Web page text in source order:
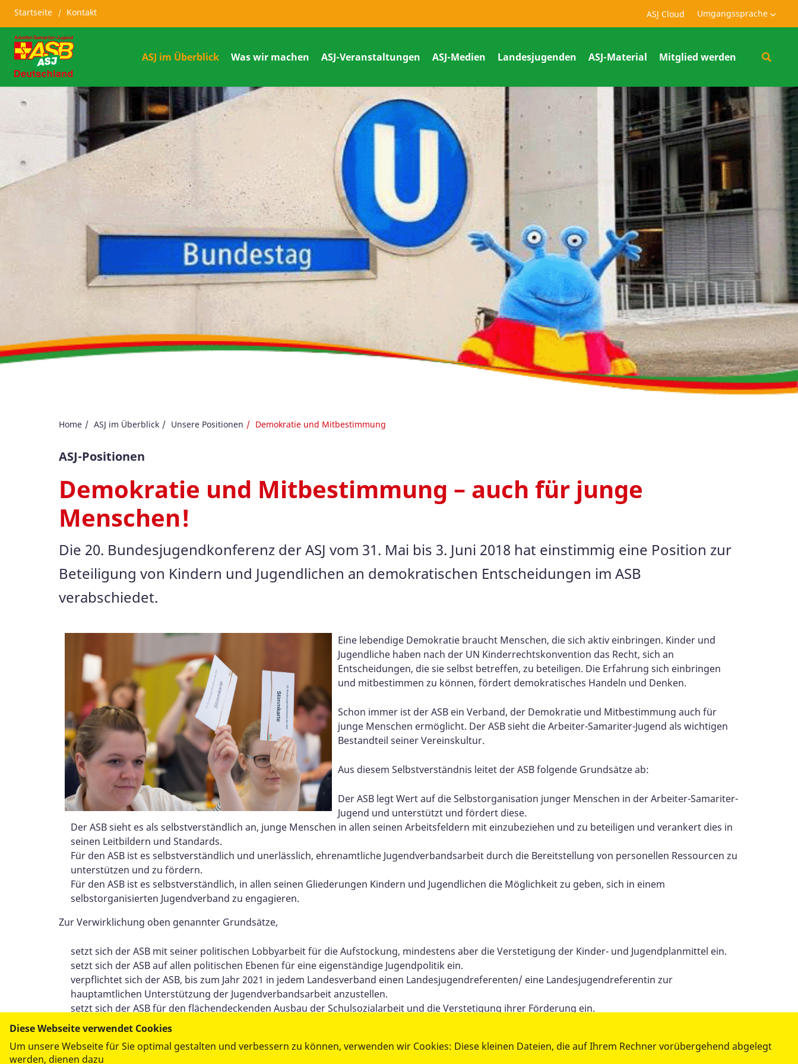
Startseite Kontakt ASJ Cloud Umgangssprache
ASJ im Überblick Was wir machen ASJ-Veranstaltungen ASJ-Medien Landesjugenden ASJ-Material Mitglied werden
Home ASJ im Überblick Unsere Positionen Demokratie und Mitbestimmung
ASJ-Positionen
Demokratie und Mitbestimmung – auch für junge
Menschen!
Die 20. Bundesjugendkonferenz der ASJ vom 31. Mai bis 3. Juni 2018 hat einstimmig eine Position zur
Beteiligung von Kindern und Jugendlichen an demokratischen Entscheidungen im ASB
verabschiedet.
Eine lebendige Demokratie braucht Menschen, die sich aktiv einbringen. Kinder und
Jugendliche haben nach der UN Kinderrechtskonvention das Recht, sich an
Entscheidungen, die sie selbst betreffen, zu beteiligen. Die Erfahrung sich einbringen
und mitbestimmen zu können, fördert demokratisches Handeln und Denken.
Schon immer ist der ASB ein Verband, der Demokratie und Mitbestimmung auch für
junge Menschen ermöglicht. Der ASB sieht die Arbeiter-Samariter-Jugend als wichtigen
Bestandteil seiner Vereinskultur.
Aus diesem Selbstverständnis leitet der ASB folgende Grundsätze ab:
Der ASB legt Wert auf die Selbstorganisation junger Menschen in der Arbeiter-Samariter-
Jugend und unterstützt und fördert diese.
Der ASB sieht es als selbstverständlich an, junge Menschen in allen seinen Arbeitsfeldern mit einzubeziehen und zu beteiligen und verankert dies in
seinen Leitbildern und Standards.
Für den ASB ist es selbstverständlich und unerlässlich, ehrenamtliche Jugendverbandsarbeit durch die Bereitstellung von personellen Ressourcen zu
unterstützen und zu fördern.
Für den ASB ist es selbstverständlich, in allen seinen Gliederungen Kindern und Jugendlichen die Möglichkeit zu geben, sich in einem
selbstorganisierten Jugendverband zu engagieren.
Zur Verwirklichung oben genannter Grundsätze,
setzt sich der ASB mit seiner politischen Lobbyarbeit für die Aufstockung, mindestens aber die Verstetigung der Kinder- und Jugendplanmittel ein.
setzt sich der ASB auf allen politischen Ebenen für eine eigenständige Jugendpolitik ein.
verpflichtet sich der ASB, bis zum Jahr 2021 in jedem Landesverband einen Landesjugendreferenten/ eine Landesjugendreferentin zur
hauptamtlichen Unterstützung der Jugendverbandsarbeit anzustellen.
setzt sich der ASB für den flächendeckenden Ausbau der Schulsozialarbeit und die Verstetigung ihrer Förderung ein.
ist der ASB ein verlässlicher und kompetenter Partner bei Kooperationen von Kinder- und Jugendhilfe und Schule (offener Ganztag, gebundener
Diese Webseite verwendet Cookies
Um unsere Webseite für Sie optimal gestalten und verbessern zu können, verwenden wir Cookies: Diese kleinen Dateien, die auf Ihrem Rechner vorübergehend abgelegt
werden, dienen dazu